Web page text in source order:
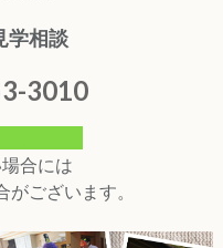
学相談
3010
合には
ございます。